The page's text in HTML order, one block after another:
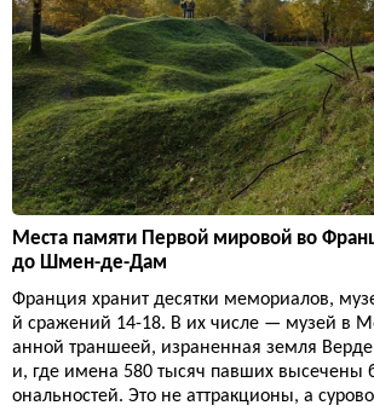
Места памяти Первой мировой во
до Шмен-де-Дам
Франция хранит десятки мемориалов,
й сражений 14-18. В их числе — музей в
анной траншеей, израненная земля
и, где имена 580 тысяч павших высечены
ональностей. Это не аттракционы, а